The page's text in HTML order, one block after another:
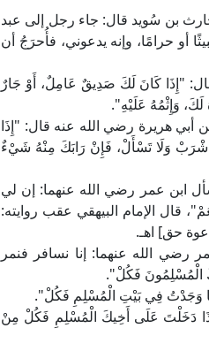
بن سُويد قال: جاء رجل إلى عبد
أو حرامًا، وإنه يدعوني، فأُحرَجُ أن
"إِذَا كَانَ لَكَ صَدِيقٌ عَامِلٌ، أَوْ جَارٌ
وَإِثْمُهُ عَلَيْهِ".
أبي هريرة رضي الله عنه قال: "إِذَا
وَلَا تَسْأَلْ، فَإِنْ رَابَكَ مِنْهُ شَيْءٌ
ابن عمر رضي الله عنهما: إن لي
قال الإمام البيهقي عقب روايته:
حق] اهـ.
الله عنهما: إنا نسافر فنمر
الْمُسْلِمُونَ فَكُلْ".
وَجَدْتُ فِي بَيْتِ الْمُسْلِمِ فَكُلْ".
دَخَلْتَ عَلَى أَخِيكَ الْمُسْلِمِ فَكُلْ مِنْ